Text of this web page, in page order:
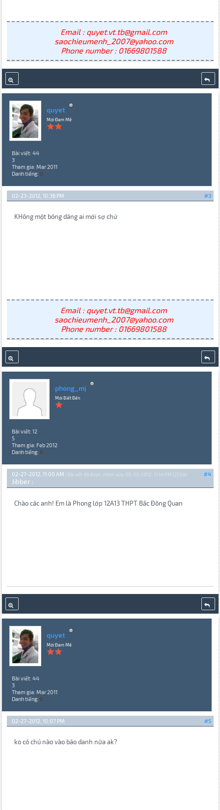
Email : quyet.vt.tb@gmail.com
saochieumenh_2007@yahoo.com
Phone number : 01669801588
quyet
Mới Đam Mê
Bài viết: 44
3
Tham gia: Mar 2011
Danh tiếng: 0
#3
02-23-2012, 10:36 PM
KHông một bóng dáng ai mới sợ chứ
Email : quyet.vt.tb@gmail.com
saochieumenh_2007@yahoo.com
Phone number : 01669801588
phong_mj
Mới Biết Đến
Bài viết: 12
5
Tham gia: Feb 2012
Danh tiếng: 0
#4
02-27-2012, 11:00 AM (Bài viết đã được chỉnh sửa: 09-30-2012, 11:14 PM {2} bởi
Jibber .)
Chào các anh! Em là Phong lớp 12A13 THPT Bắc Đông Quan
quyet
Mới Đam Mê
Bài viết: 44
3
Tham gia: Mar 2011
Danh tiếng: 0
#5
02-27-2012, 10:07 PM
ko có chú nào vào báo danh nữa ak?